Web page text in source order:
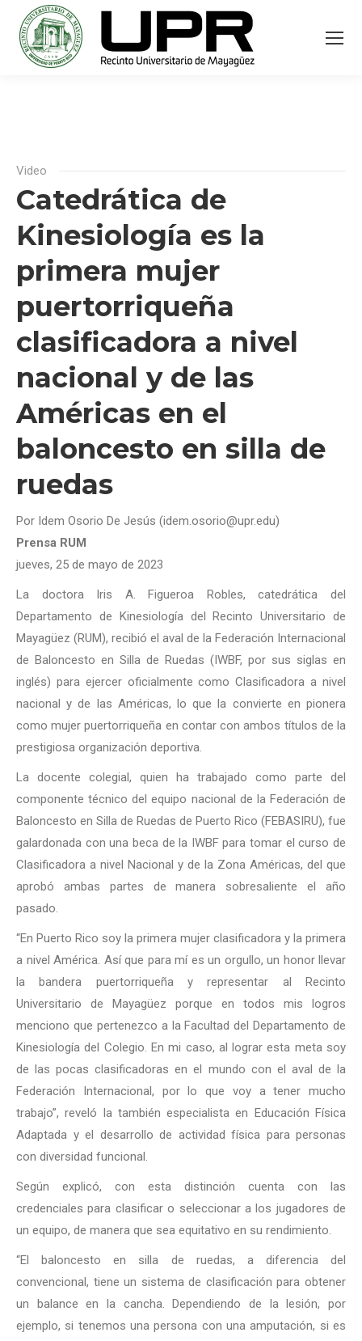
Video
Catedrática de
Kinesiología es la
primera mujer
puertorriqueña
clasificadora a nivel
nacional y de las
Américas en el
baloncesto en silla de
ruedas
Por Idem Osorio De Jesús (idem.osorio@upr.edu)
Prensa RUM
jueves, 25 de mayo de 2023
La doctora Iris A. Figueroa Robles, catedrática del
Departamento de Kinesiología del Recinto Universitario de
Mayagüez (RUM), recibió el aval de la Federación Internacional
de Baloncesto en Silla de Ruedas (IWBF, por sus siglas en
inglés) para ejercer oficialmente como Clasificadora a nivel
nacional y de las Américas, lo que la convierte en pionera
como mujer puertorriqueña en contar con ambos títulos de la
prestigiosa organización deportiva.
La docente colegial, quien ha trabajado como parte del
componente técnico del equipo nacional de la Federación de
Baloncesto en Silla de Ruedas de Puerto Rico (FEBASIRU), fue
galardonada con una beca de la IWBF para tomar el curso de
Clasificadora a nivel Nacional y de la Zona Américas, del que
aprobó ambas partes de manera sobresaliente el año
pasado.
“En Puerto Rico soy la primera mujer clasificadora y la primera
a nivel América. Así que para mí es un orgullo, un honor llevar
la bandera puertorriqueña y representar al Recinto
Universitario de Mayagüez porque en todos mis logros
menciono que pertenezco a la Facultad del Departamento de
Kinesiología del Colegio. En mi caso, al lograr esta meta soy
de las pocas clasificadoras en el mundo con el aval de la
Federación Internacional, por lo que voy a tener mucho
trabajo”, reveló la también especialista en Educación Física
Adaptada y el desarrollo de actividad física para personas
con diversidad funcional.
Según explicó, con esta distinción cuenta con las
credenciales para clasificar o seleccionar a los jugadores de
un equipo, de manera que sea equitativo en su rendimiento.
“El baloncesto en silla de ruedas, a diferencia del
convencional, tiene un sistema de clasificación para obtener
un balance en la cancha. Dependiendo de la lesión, por
ejemplo, si tenemos una persona con una amputación, si es